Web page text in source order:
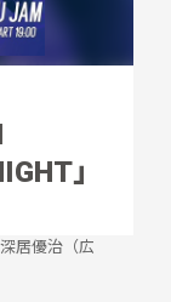
」
深居優治（広